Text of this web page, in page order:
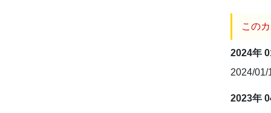
この
2024年
2024/01/
2023年